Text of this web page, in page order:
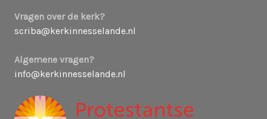
i
e
Vragen over de kerk?
scriba@kerkinnesselande.nl
Algemene vragen?
info@kerkinnesselande.nl